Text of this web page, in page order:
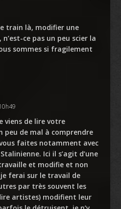
train là, modifier une
n’est-ce pas un peu scier la
sommes si fragilement
viens de lire votre
peu de mal à comprendre
faites notamment avec
Ici il s’agit d’une
et modifie et non
je ferai sur le travail de
par très souvent les
artistes) modifient leur